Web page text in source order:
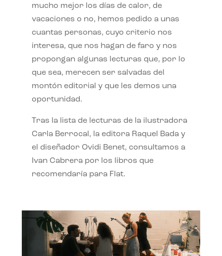
mucho mejor los días de calor, de
vacaciones o no, hemos pedido a unas
cuantas personas, cuyo criterio nos
interesa, que nos hagan de faro y nos
propongan algunas lecturas que, por lo
que sea, merecen ser salvadas del
montón editorial y que les demos una
oportunidad.
Tras la lista de lecturas de la ilustradora
Carla Berrocal, la editora Raquel Bada y
el diseñador Ovidi Benet, consultamos a
Ivan Cabrera por los libros que
recomendaría para Flat.